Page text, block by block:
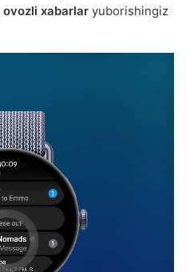
ovozli xabarlar yuborishingiz